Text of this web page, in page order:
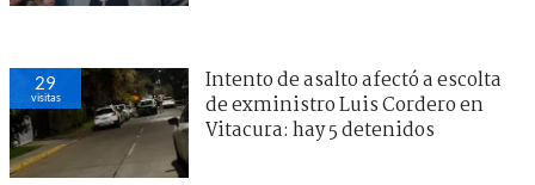
29
visitas
Intento de asalto afectó a escolta
de exministro Luis Cordero en
Vitacura: hay 5 detenidos